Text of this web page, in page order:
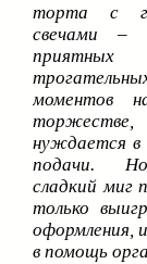
торта с
свечами –
моментов
нуждается в
подачи.
сладкий миг
только
оформления,
в помощь